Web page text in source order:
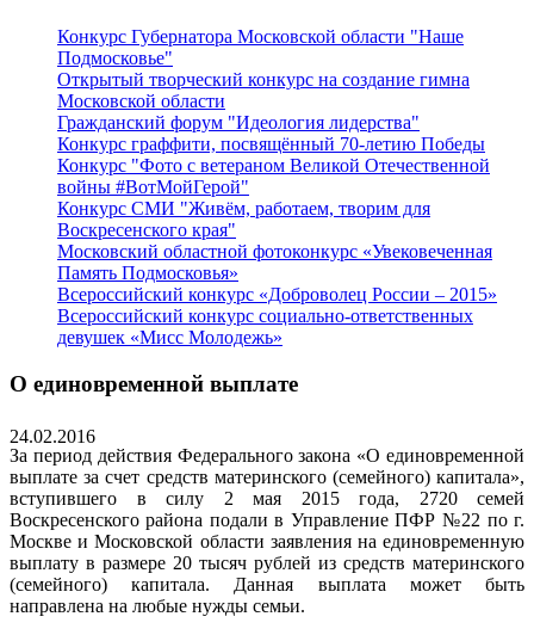
Конкурс Губернатора Московской области "Наше
Подмосковье"
Открытый творческий конкурс на создание гимна
Московской области
Гражданский форум "Идеология лидерства"
Конкурс граффити, посвящённый 70-летию Победы
Конкурс "Фото с ветераном Великой Отечественной
войны #ВотМойГерой"
Конкурс СМИ "Живём, работаем, творим для
Воскресенского края"
Московский областной фотоконкурс «Увековеченная
Память Подмосковья»
Всероссийский конкурс «Доброволец России – 2015»
Всероссийский конкурс социально-ответственных
девушек «Мисс Молодежь»
О единовременной выплате
24.02.2016
За период действия Федерального закона «О единовременной
выплате за счет средств материнского (семейного) капитала»,
вступившего в силу 2 мая 2015 года, 2720 семей
Воскресенского района подали в Управление ПФР №22 по г.
Москве и Московской области заявления на единовременную
выплату в размере 20 тысяч рублей из средств материнского
(семейного) капитала. Данная выплата может быть
направлена на любые нужды семьи.